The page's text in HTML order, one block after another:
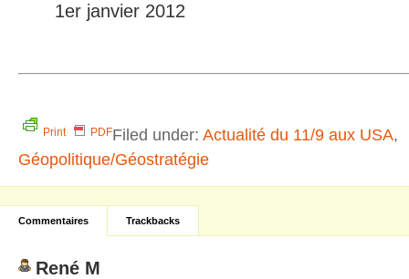
1er janvier 2012
Print PDFFiled under: Actualité du 11/9 aux USA,
Géopolitique/Géostratégie
Commentaires Trackbacks
René M